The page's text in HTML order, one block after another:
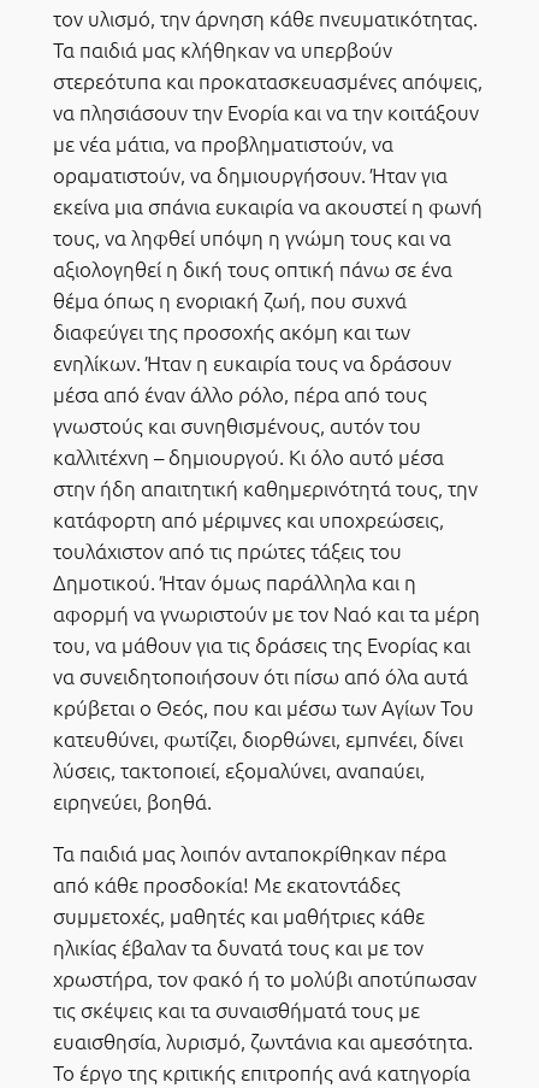
τον υλισμό, την άρνηση κάθε πνευματικότητας.
Τα παιδιά μας κλήθηκαν να υπερβούν
στερεότυπα και προκατασκευασμένες απόψεις,
να πλησιάσουν την Ενορία και να την κοιτάξουν
με νέα μάτια, να προβληματιστούν, να
οραματιστούν, να δημιουργήσουν. Ήταν για
εκείνα μια σπάνια ευκαιρία να ακουστεί η φωνή
τους, να ληφθεί υπόψη η γνώμη τους και να
αξιολογηθεί η δική τους οπτική πάνω σε ένα
θέμα όπως η ενοριακή ζωή, που συχνά
διαφεύγει της προσοχής ακόμη και των
ενηλίκων. Ήταν η ευκαιρία τους να δράσουν
μέσα από έναν άλλο ρόλο, πέρα από τους
γνωστούς και συνηθισμένους, αυτόν του
καλλιτέχνη – δημιουργού. Κι όλο αυτό μέσα
στην ήδη απαιτητική καθημερινότητά τους, την
κατάφορτη από μέριμνες και υποχρεώσεις,
τουλάχιστον από τις πρώτες τάξεις του
Δημοτικού. Ήταν όμως παράλληλα και η
αφορμή να γνωριστούν με τον Ναό και τα μέρη
του, να μάθουν για τις δράσεις της Ενορίας και
να συνειδητοποιήσουν ότι πίσω από όλα αυτά
κρύβεται ο Θεός, που και μέσω των Αγίων Του
κατευθύνει, φωτίζει, διορθώνει, εμπνέει, δίνει
λύσεις, τακτοποιεί, εξομαλύνει, αναπαύει,
ειρηνεύει, βοηθά.
Τα παιδιά μας λοιπόν ανταποκρίθηκαν πέρα
από κάθε προσδοκία! Με εκατοντάδες
συμμετοχές, μαθητές και μαθήτριες κάθε
ηλικίας έβαλαν τα δυνατά τους και με τον
χρωστήρα, τον φακό ή το μολύβι αποτύπωσαν
τις σκέψεις και τα συναισθήματά τους με
ευαισθησία, λυρισμό, ζωντάνια και αμεσότητα.
Το έργο της κριτικής επιτροπής ανά κατηγορία